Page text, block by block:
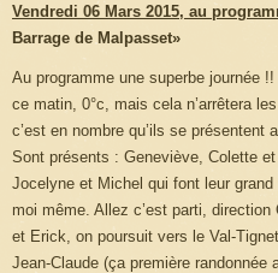
Vendredi 06 Mars 2015, au
Barrage de Malpasset»
Au programme une superbe journée
ce matin, 0°c, mais cela n’arrêtera
c’est en nombre qu’ils se présentent
Sont présents : Geneviève, Colette
Jocelyne et Michel qui font leur
moi même. Allez c’est parti,
et Erick, on poursuit vers le Val-
Jean-Claude (ça première randonnée